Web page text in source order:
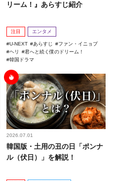
リーム！』あらすじ紹介
注目 エンタメ
U-NEXT あらすじ
ファン・イニョプ
ヘリ
君へと続く僕のドリーム！
韓国ドラマ
2026.07.01
韓国版・土用の丑の日「ポンナ
ル（伏日）」を解説！